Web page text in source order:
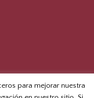
para mejorar nuestra